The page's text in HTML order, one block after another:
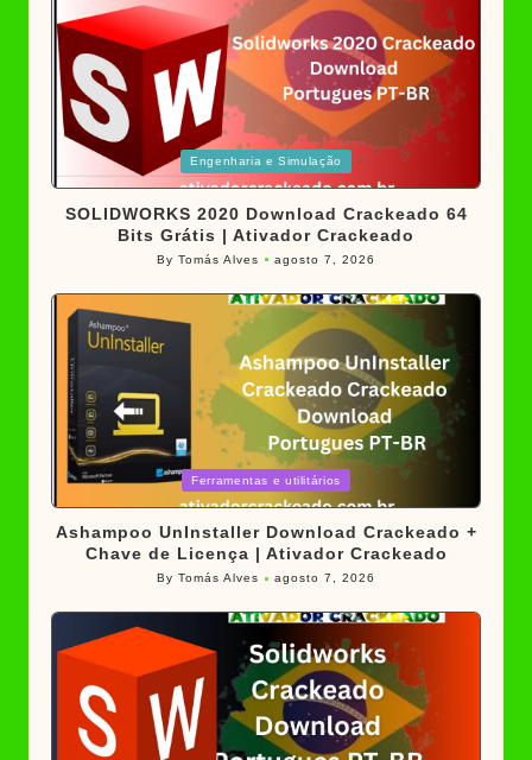
Posted
in
Engenharia e Simulação
SOLIDWORKS 2020 Download Crackeado 64
Bits Grátis | Ativador Crackeado
Posted
ByTomás Alves agosto 7, 2026
Posted
in
Ferramentas e utilitários
Ashampoo UnInstaller Download Crackeado +
Chave de Licença | Ativador Crackeado
Posted
ByTomás Alves agosto 7, 2026